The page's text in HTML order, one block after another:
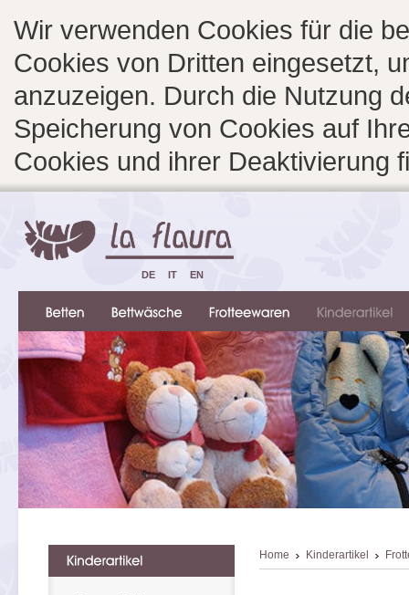
Wir verwenden Cookies für die
Cookies von Dritten eingesetzt,
anzuzeigen. Durch die Nutzung
Speicherung von Cookies auf
Cookies und ihrer Deaktivierung
Home Kinderartikel
DE IT EN